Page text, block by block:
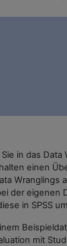
in das Data
einen
Wranglings
der eigenen
in SPSS
mit